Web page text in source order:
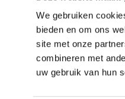
We gebruiken
bieden en om ons
site met onze
combineren met
uw gebruik van hun
Biljart
7